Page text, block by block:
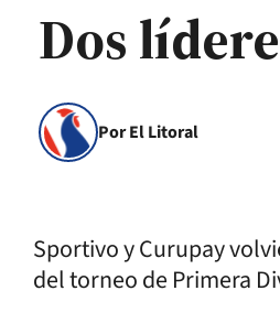
Dos
Por El Litoral
Sportivo y Curupay
del torneo de Primera